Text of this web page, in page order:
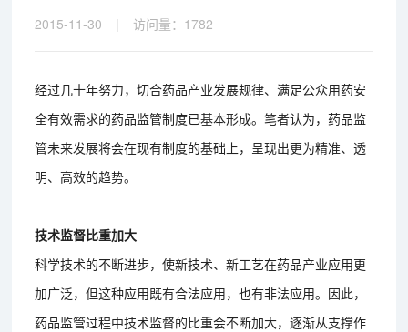
2015-11-30 | 访问量： 1782
经过几十年努力，切合药品产业发展规律、满足公众用药安
全有效需求的药品监管制度已基本形成。笔者认为，药品监
管未来发展将会在现有制度的基础上，呈现出更为精准、透
明、高效的趋势。
技术监督比重加大
科学技术的不断进步，使新技术、新工艺在药品产业应用更
加广泛，但这种应用既有合法应用，也有非法应用。因此，
药品监管过程中技术监督的比重会不断加大，逐渐从支撑作